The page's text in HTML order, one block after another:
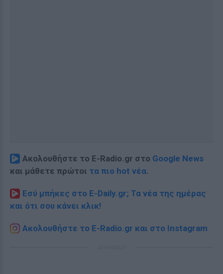
Ακολουθήστε το E-Radio.gr στο Google News
και μάθετε πρώτοι τα πιο hot νέα.
Εσύ μπήκες στο E-Daily.gr; Τα νέα της ημέρας
και ότι σου κάνει κλικ!
Ακολουθήστε το E-Radio.gr και στο Instagram